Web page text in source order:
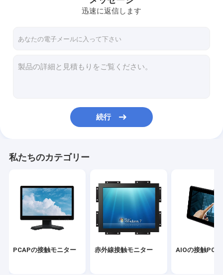
PCAPのタッチ画面
PCAPの接触ホイル
TFT LCDのパネル
表面の音波のタッチ画面
曲げられたタッチ画面のモニター
迅速に返信します
続行
私たちのカテゴリー
PCAPの接触モニター 赤外線接触モニター AIOの接触PC